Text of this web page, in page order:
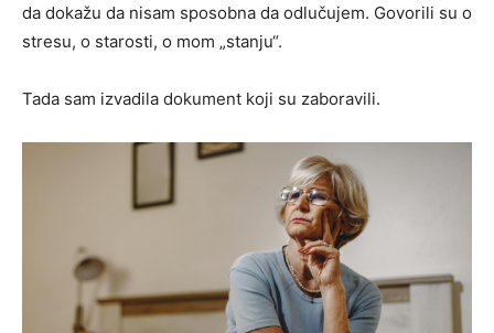
da dokažu da nisam sposobna da odlučujem. Govorili su o
stresu, o starosti, o mom „stanju“.
Tada sam izvadila dokument koji su zaboravili.